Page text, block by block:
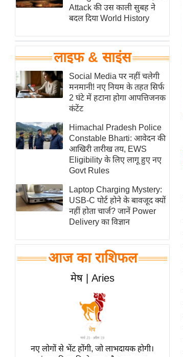
टेक्नॉलॉजी
घरेलू नुस्खे
पर्यटन स्थल
फिटनेस मंत्रा
रिलेशनशिप
राजनीति
विश्लेषण
समसामयिक
मातृभूमि
एम.
आर.
आई.
समीक्षा
धर्म
ज्योतिष
त्योहार
Attack की उस काली सुबह ने
बदल दिया World History
लाइफ & साइंस
Social Media पर नहीं चलेगी
मनमानी! नए नियम के तहत सिर्फ
2 घंटे में हटाना होगा आपत्तिजनक
कंटेंट
Himachal Pradesh Police
Constable Bharti: आवेदन की
आखिरी तारीख तय, EWS
Eligibility के लिए लागू हुए नए
Govt Rules
Laptop Charging Mystery:
USB-C पोर्ट होने के बावजूद क्यों
नहीं होता चार्ज? जानें Power
Delivery का विज्ञान
आज का राशिफल
मेष | Aries
नए लोगों से भेंट होंगी, जो लाभदायक होगी।